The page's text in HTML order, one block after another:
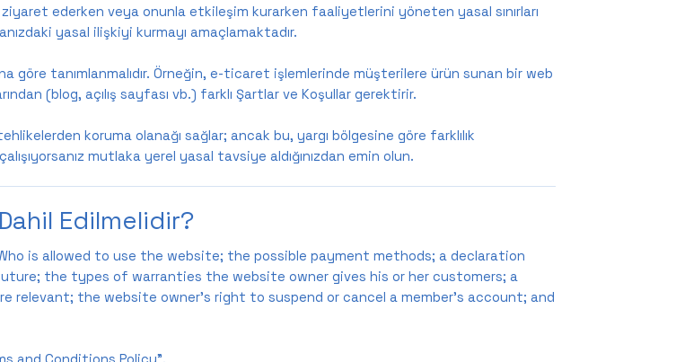
ederken veya onunla etkileşim kurarken faaliyetlerini yöneten yasal sınırları
yasal ilişkiyi kurmayı amaçlamaktadır.
göre tanımlanmalıdır. Örneğin, e-ticaret işlemlerinde müşterilere ürün sunan bir web
(blog, açılış sayfası vb.) farklı Şartlar ve Koşullar gerektirir.
koruma olanağı sağlar; ancak bu, yargı bölgesine göre farklılık
mutlaka yerel yasal tavsiye aldığınızdan emin olun.
Edilmelidir?
is allowed to use the website; the possible payment methods; a declaration
the types of warranties the website owner gives his or her customers; a
the website owner’s right to suspend or cancel a member’s account; and